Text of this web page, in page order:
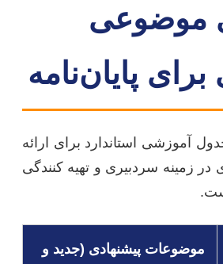
موضوعی
پایان‌نامه
آموزشی استاندارد برای ارائه
زمینه سردبیری و تهیه کنندگی
موضوعات پیشنهادی (جدید و